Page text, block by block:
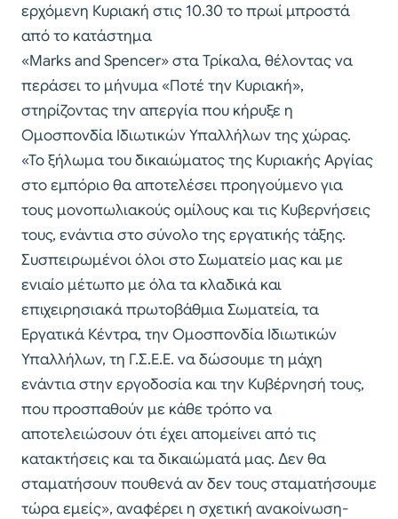
ερχόμενη Κυριακή στις 10.30 το πρωί μπροστά
από το κατάστημα
«Marks and Spencer» στα Τρίκαλα, θέλοντας να
περάσει το μήνυμα «Ποτέ την Κυριακή»,
στηρίζοντας την απεργία που κήρυξε η
Ομοσπονδία Ιδιωτικών Υπαλλήλων της χώρας.
«Το ξήλωμα του δικαιώματος της Κυριακής Αργίας
στο εμπόριο θα αποτελέσει προηγούμενο για
τους μονοπωλιακούς ομίλους και τις Κυβερνήσεις
τους, ενάντια στο σύνολο της εργατικής τάξης.
Συσπειρωμένοι όλοι στο Σωματείο μας και με
ενιαίο μέτωπο με όλα τα κλαδικά και
επιχειρησιακά πρωτοβάθμια Σωματεία, τα
Εργατικά Κέντρα, την Ομοσπονδία Ιδιωτικών
Υπαλλήλων, τη Γ.Σ.Ε.Ε. να δώσουμε τη μάχη
ενάντια στην εργοδοσία και την Κυβέρνησή τους,
που προσπαθούν με κάθε τρόπο να
αποτελειώσουν ότι έχει απομείνει από τις
κατακτήσεις και τα δικαιώματά μας. Δεν θα
σταματήσουν πουθενά αν δεν τους σταματήσουμε
τώρα εμείς», αναφέρει η σχετική ανακοίνωση-